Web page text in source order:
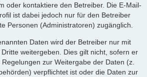
oder kontaktiere den Betreiber. Die E-Mail-
ist dabei jedoch nur für den Betreiber
Personen (Administratoren) zugänglich.
Daten wird der Betreiber nur mit
weitergeben. Dies gilt nicht, sofern er
zur Weitergabe der Daten (z.
verpflichtet ist oder die Daten zur